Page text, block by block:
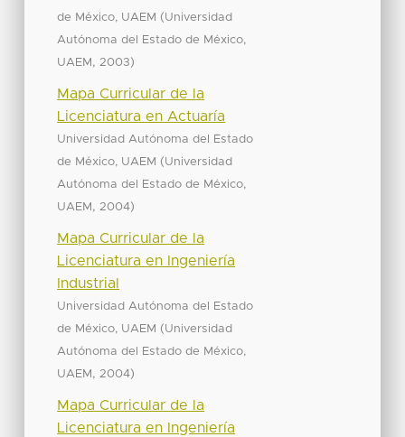
de México, UAEM (Universidad
Autónoma del Estado de México,
UAEM , 2003)
Mapa Curricular de la
Licenciatura en Actuaría
Universidad Autónoma del Estado
de México, UAEM (Universidad
Autónoma del Estado de México,
UAEM , 2004)
Mapa Curricular de la
Licenciatura en Ingeniería
Industrial
Universidad Autónoma del Estado
de México, UAEM (Universidad
Autónoma del Estado de México,
UAEM , 2004)
Mapa Curricular de la
Licenciatura en Ingeniería